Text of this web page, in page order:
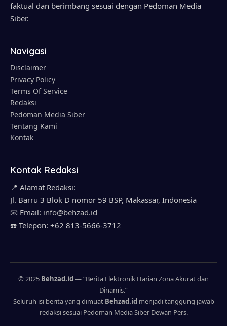
faktual dan berimbang sesuai dengan Pedoman Media
Siber.
Navigasi
Disclaimer
Privacy Policy
Terms Of Service
Redaksi
Pedoman Media Siber
Tentang Kami
Kontak
Kontak Redaksi
📍 Alamat Redaksi:
Jl. Barru 3 Blok D nomor 59 BSP, Makassar, Indonesia
📧 Email: info@behzad.id
☎️ Telepon: +62 813-5666-3712
© 2025 Behzad.id— “Berita Elektronik Harian Zona Akurat dan
Dinamis.”
Seluruh isi berita yang dimuat Behzad.idmenjadi tanggung jawab
redaksi sesuai Pedoman Media Siber Dewan Pers.